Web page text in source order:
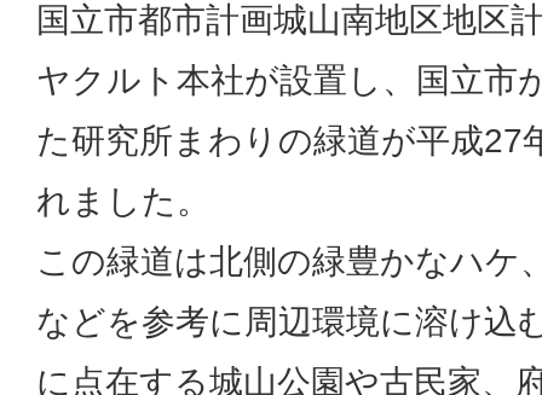
国立市都市計画城山南地区地区
ヤクルト本社が設置し、国立市
た研究所まわりの緑道が平成27
れました。
この緑道は北側の緑豊かなハケ
などを参考に周辺環境に溶け込
に点在する城山公園や古民家、